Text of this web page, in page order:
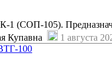
(СОП-105).
Купавна
1 августа
100